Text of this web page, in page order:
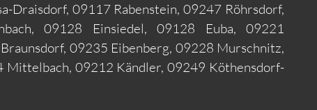
Draisdorf, 09117 Rabenstein, 09247 Röhrsdorf,
09128 Einsiedel, 09128 Euba, 09221
09235 Eibenberg, 09228 Murschnitz,
09212 Kändler, 09249 Köthensdorf-